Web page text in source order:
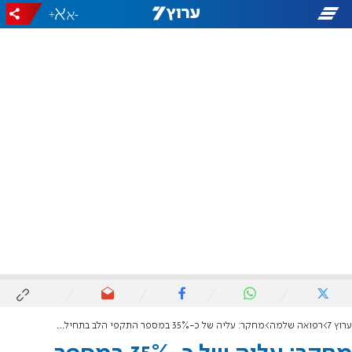
-
+
ערוץ 7 רפואה שלמה מחקר: עליה של כ-35% במספר התקפי הלב בתחילת המלחמה